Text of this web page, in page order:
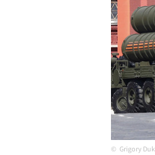
Grigory